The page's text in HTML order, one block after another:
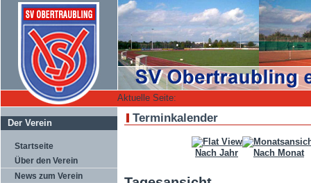
Aktuelle Seite:
Der Verein
Startseite
Über den Verein
News zum Verein
Terminkalender
Nach Jahr Nach Monat